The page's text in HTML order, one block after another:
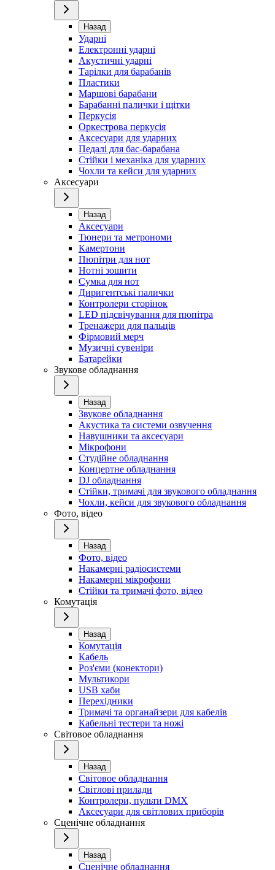
Назад
Ударні
Електронні ударні
Акустичні ударні
Тарілки для барабанів
Пластики
Маршові барабани
Барабанні палички і щітки
Перкусія
Оркестрова перкусія
Аксесуари для ударних
Педалі для бас-барабана
Стійки і механіка для ударних
Чохли та кейси для ударних
Аксесуари
Назад
Аксесуари
Тюнери та метрономи
Камертони
Пюпітри для нот
Нотні зошити
Сумка для нот
Диригентські палички
Контролери сторінок
LED підсвічування для пюпітра
Тренажери для пальців
Фірмовий мерч
Музичні сувеніри
Батарейки
Звукове обладнання
Назад
Звукове обладнання
Акустика та системи озвучення
Навушники та аксесуари
Мікрофони
Студійне обладнання
Концертне обладнання
DJ обладнання
Стійки, тримачі для звукового обладнання
Чохли, кейси для звукового обладнання
Фото, відео
Назад
Фото, відео
Накамерні радіосистеми
Накамерні мікрофони
Стійки та тримачі фото, відео
Комутація
Назад
Комутація
Кабель
Роз'єми (конектори)
Мультикори
USB хаби
Перехідники
Тримачі та органайзери для кабелів
Кабельні тестери та ножі
Світовое обладнання
Назад
Світовое обладнання
Світлові прилади
Контролери, пульти DMX
Аксесуари для світлових приборів
Сценічне обладнання
Назад
Сценічне обладнання